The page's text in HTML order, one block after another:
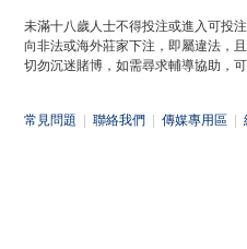
未滿十八歲人士不得投注或進入可投注
向非法或海外莊家下注，即屬違法，且
切勿沉迷賭博，如需尋求輔導協助，
常見問題 聯絡我們 傳媒專用區